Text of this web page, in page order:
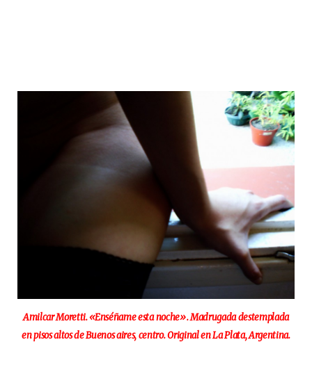
Amilcar Moretti. «Enséñame esta noche». Madrugada destemplada
en pisos altos de Buenos aires, centro. Original en La Plata, Argentina.